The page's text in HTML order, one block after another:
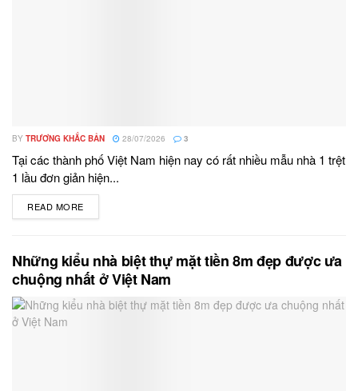
BY TRƯƠNG KHẮC BẢN 28/07/2026 3
Tại các thành phố Việt Nam hiện nay có rất nhiều mẫu nhà 1 trệt
1 lầu đơn giản hiện...
READ MORE
Những kiểu nhà biệt thự mặt tiền 8m đẹp được ưa
chuộng nhất ở Việt Nam